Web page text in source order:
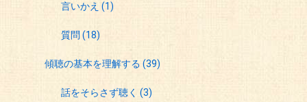
言いかえ(1)
質問(18)
傾聴の基本を理解する (39)
話をそらさず聴く(3)